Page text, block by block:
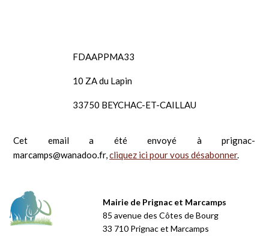
FDAAPPMA33
10 ZA du Lapin
33750 BEYCHAC-ET-CAILLAU
Cet email a été envoyé à prignac-
marcamps@wanadoo.fr,cliquez ici pour vous désabonner.
Mairie de Prignac et Marcamps
85 avenue des Côtes de Bourg
33 710 Prignac et Marcamps